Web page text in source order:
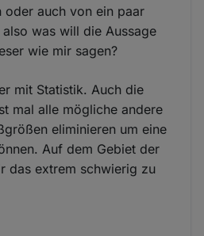
oder auch von ein paar
was will die Aussage
wie mir sagen?
mit Statistik. Auch die
mal alle mögliche andere
eliminieren um eine
Auf dem Gebiet der
das extrem schwierig zu